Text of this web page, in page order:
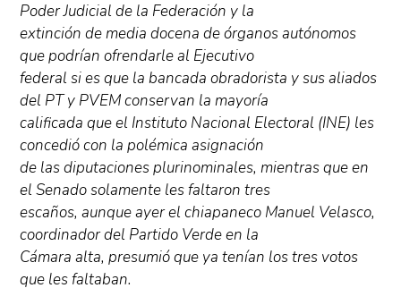
Poder Judicial de la Federación y la
extinción de media docena de órganos autónomos
que podrían ofrendarle al Ejecutivo
federal si es que la bancada obradorista y sus aliados
del PT y PVEM conservan la mayoría
calificada que el Instituto Nacional Electoral (INE) les
concedió con la polémica asignación
de las diputaciones plurinominales, mientras que en
el Senado solamente les faltaron tres
escaños, aunque ayer el chiapaneco Manuel Velasco,
coordinador del Partido Verde en la
Cámara alta, presumió que ya tenían los tres votos
que les faltaban.